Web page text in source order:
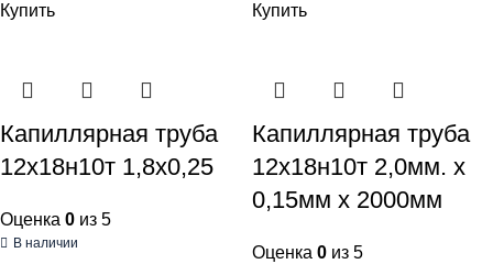
Купить Купить
Капиллярная труба
12х18н10т 1,8х0,25
Оценка 0 из 5
В наличии
Капиллярная труба
12х18н10т 2,0мм. х
0,15мм х 2000мм
Оценка 0 из 5